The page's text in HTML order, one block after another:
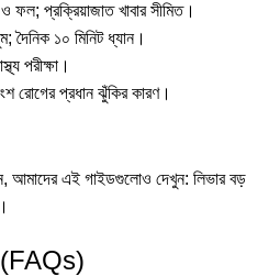
ফল; প্রক্রিয়াজাত খাবার সীমিত।
দৈনিক ১০ মিনিট ধ্যান।
পরীক্ষা।
রোগের প্রধান ঝুঁকির কারণ।
আমাদের এই গাইডগুলোও দেখুন: লিভার বড়
(FAQs)